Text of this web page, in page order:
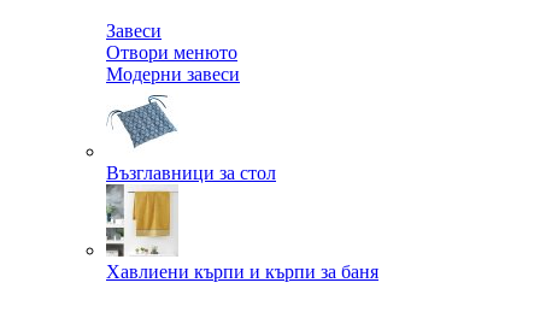
Завеси
Отвори менюто
Модерни завеси
Възглавници за стол
Хавлиени кърпи и кърпи за баня